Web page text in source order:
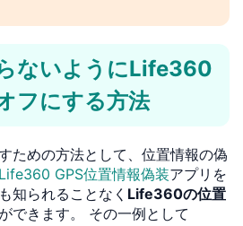
ないようにLife360
フにする方法
ための方法として、位置情報の偽
Life360 GPS位置情報偽装アプリを
知られることなく Life360の位置
できます。 その一例として